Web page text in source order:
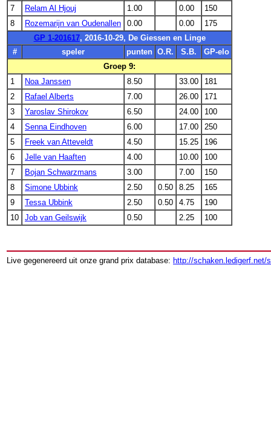
7
Relam Al Hjouj 1.00 0.00
150
8
Rozemarijn van Oudenallen 0.00 0.00
175
GP 1-201617, 2016-10-29, De Giessen en Linge
#
speler punten O.R. S.B.
GP-elo
Groep 9:
1
Noa Janssen 8.50 33.00
181
2
Rafael Alberts 7.00 26.00
171
3
Yaroslav Shirokov 6.50 24.00
100
4
Senna Eindhoven 6.00 17.00
250
5
Freek van Atteveldt 4.50 15.25
196
6
Jelle van Haaften 4.00 10.00
100
7
Bojan Schwarzmans 3.00 7.00
150
8
Simone Ubbink 2.50 0.50 8.25
165
9
Tessa Ubbink 2.50 0.50 4.75
190
10
Job van Geilswijk 0.50 2.25 100
Live gegenereerd uit onze grand prix database: http://schaken.ledigerf.net/